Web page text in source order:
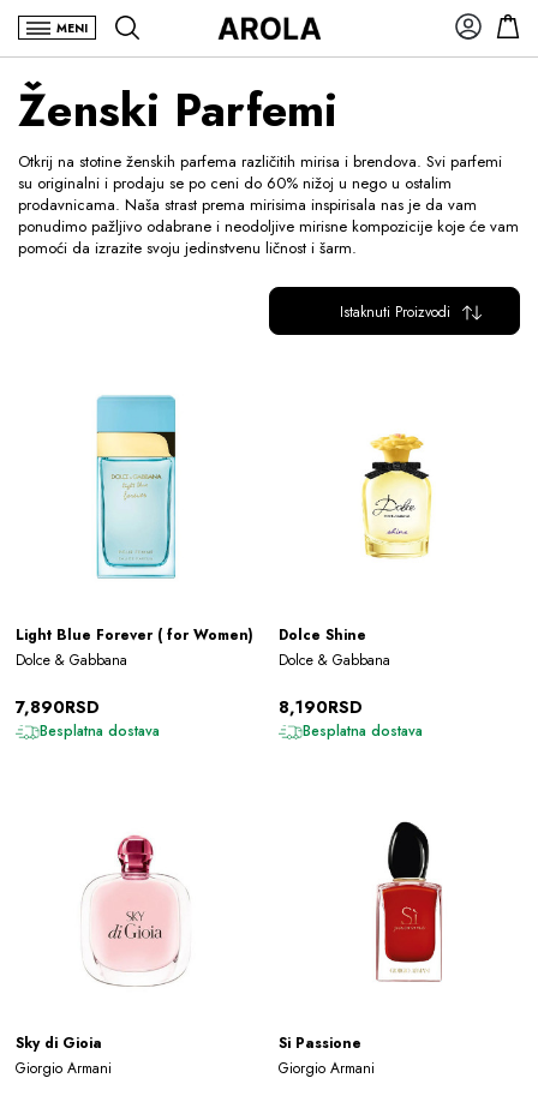
MENI
Ženski Parfemi
Otkrij na stotine ženskih parfema različitih mirisa i brendova. Svi parfemi
su originalni i prodaju se po ceni do 60% nižoj u nego u ostalim
prodavnicama. Naša strast prema mirisima inspirisala nas je da vam
ponudimo pažljivo odabrane i neodoljive mirisne kompozicije koje će vam
pomoći da izrazite svoju jedinstvenu ličnost i šarm.
Istaknuti Proizvodi
Light Blue Forever ( for Women)
Dolce & Gabbana
7,890RSD
Besplatna dostava
Dolce Shine
Dolce & Gabbana
8,190RSD
Besplatna dostava
Sky di Gioia
Giorgio Armani
Si Passione
Giorgio Armani